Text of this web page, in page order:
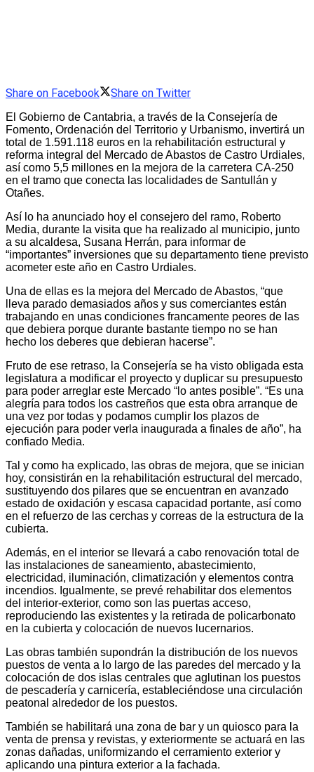
Share on Facebook Share on Twitter
El Gobierno de Cantabria, a través de la Consejería de
Fomento, Ordenación del Territorio y Urbanismo, invertirá un
total de 1.591.118 euros en la rehabilitación estructural y
reforma integral del Mercado de Abastos de Castro Urdiales,
así como 5,5 millones en la mejora de la carretera CA-250
en el tramo que conecta las localidades de Santullán y
Otañes.
Así lo ha anunciado hoy el consejero del ramo, Roberto
Media, durante la visita que ha realizado al municipio, junto
a su alcaldesa, Susana Herrán, para informar de
“importantes” inversiones que su departamento tiene previsto
acometer este año en Castro Urdiales.
Una de ellas es la mejora del Mercado de Abastos, “que
lleva parado demasiados años y sus comerciantes están
trabajando en unas condiciones francamente peores de las
que debiera porque durante bastante tiempo no se han
hecho los deberes que debieran hacerse”.
Fruto de ese retraso, la Consejería se ha visto obligada esta
legislatura a modificar el proyecto y duplicar su presupuesto
para poder arreglar este Mercado “lo antes posible”. “Es una
alegría para todos los castreños que esta obra arranque de
una vez por todas y podamos cumplir los plazos de
ejecución para poder verla inaugurada a finales de año”, ha
confiado Media.
Tal y como ha explicado, las obras de mejora, que se inician
hoy, consistirán en la rehabilitación estructural del mercado,
sustituyendo dos pilares que se encuentran en avanzado
estado de oxidación y escasa capacidad portante, así como
en el refuerzo de las cerchas y correas de la estructura de la
cubierta.
Además, en el interior se llevará a cabo renovación total de
las instalaciones de saneamiento, abastecimiento,
electricidad, iluminación, climatización y elementos contra
incendios. Igualmente, se prevé rehabilitar dos elementos
del interior-exterior, como son las puertas acceso,
reproduciendo las existentes y la retirada de policarbonato
en la cubierta y colocación de nuevos lucernarios.
Las obras también supondrán la distribución de los nuevos
puestos de venta a lo largo de las paredes del mercado y la
colocación de dos islas centrales que aglutinan los puestos
de pescadería y carnicería, estableciéndose una circulación
peatonal alrededor de los puestos.
También se habilitará una zona de bar y un quiosco para la
venta de prensa y revistas, y exteriormente se actuará en las
zonas dañadas, uniformizando el cerramiento exterior y
aplicando una pintura exterior a la fachada.